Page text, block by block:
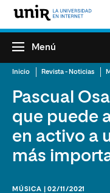
Menú
Inicio Revista - Noticias
Pascual
que puede
en activo a
más
MÚSICA | 02/11/2021